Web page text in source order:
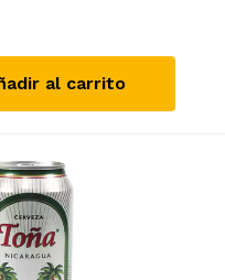
al carrito